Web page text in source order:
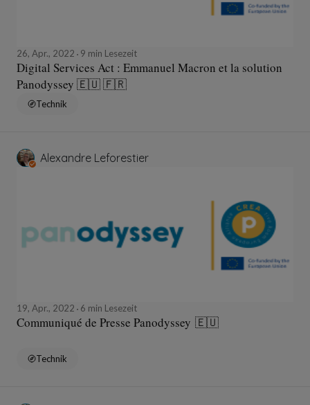
26, Apr., 2022 9 min Lesezeit
Digital Services Act : Emmanuel Macron et la solution
Panodyssey 🇪🇺 🇫🇷
Technik
Alexandre Leforestier
19, Apr., 2022 6 min Lesezeit
Communiqué de Presse Panodyssey 🇪🇺
Technik